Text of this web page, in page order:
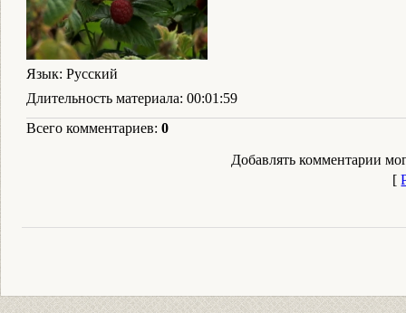
Язык: Русский
Длительность материала: 00:01:59
Всего комментариев: 0
Добавлять комментарии
[